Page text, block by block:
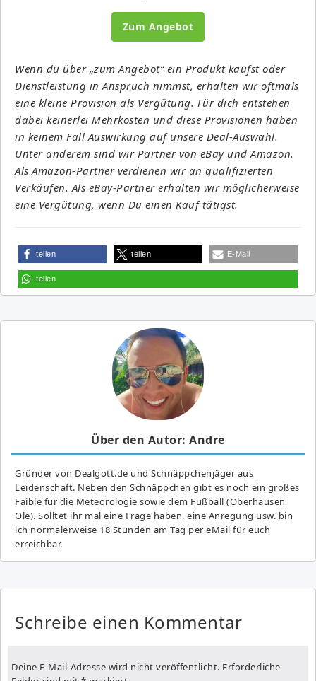
Zum Angebot
Wenn du über „zum Angebot“ ein Produkt kaufst oder
Dienstleistung in Anspruch nimmst, erhalten wir oftmals
eine kleine Provision als Vergütung. Für dich entstehen
dabei keinerlei Mehrkosten und diese Provisionen haben
in keinem Fall Auswirkung auf unsere Deal-Auswahl.
Unter anderem sind wir Partner von eBay und Amazon.
Als Amazon-Partner verdienen wir an qualifizierten
Verkäufen. Als eBay-Partner erhalten wir möglicherweise
eine Vergütung, wenn Du einen Kauf tätigst.
teilen teilen E-Mail
teilen
Über den Autor: Andre
Gründer von Dealgott.de und Schnäppchenjäger aus
Leidenschaft. Neben den Schnäppchen gibt es noch ein großes
Fai­ble für die Meteorologie sowie dem Fußball (Oberhausen
Ole). Solltet ihr mal eine Frage haben, eine Anregung usw. bin
ich normalerweise 18 Stunden am Tag per eMail für euch
erreichbar.
Schreibe einen Kommentar
Deine E-Mail-Adresse wird nicht veröffentlicht. Erforderliche